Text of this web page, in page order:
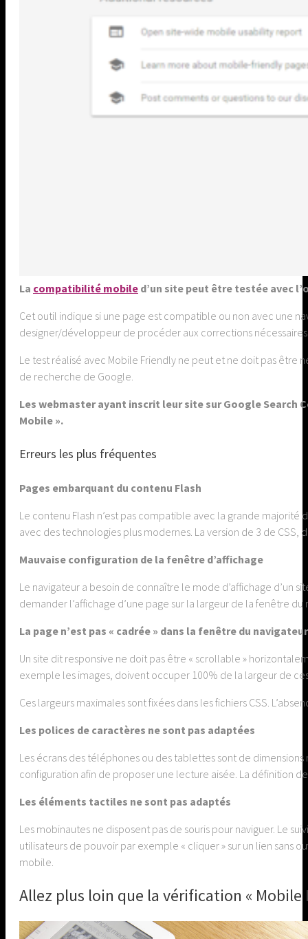
La compatibilité mobile d’un site peut être testée avec
Cet outil indique si une page est compatible ou non avec une
designer/développeur de procéder aux corrections
Le test réalisé avec Mobile Friendly ne peut et ne doit pas
de recherche de Google.
Les webmaster ayant inscrit leur site sur Google
Mobile ».
Erreurs les plus fréquentes
Pages embarquant du contenu Flash
Le contenu Flash n’est pas compatible avec la grande
avec des technologies plus modernes. La version de 3 de CSS,
Mauvaise configuration de la fenêtre d’affichage
Le navigateur a besoin de connaître le mode d’affichage d’un
demander l’affichage d’une page sur la largeur de la fenêtre
La page n’est pas « cadrée » dans la fenêtre du navigateur
Un site dit responsive ne doit pas être « scrollable »
exemple les images, doivent occuper 100% de la largeur de
Ces largeurs maximales sont fixées dans les fichiers CSS.
Les polices de caractères ne sont pas adaptées
Les écrans des téléphones ou des tablettes sont de
configuration afin de proposer une lecture aisée. La définition
Les éléments tactiles ne sont pas adaptés
Les mobinautes ne disposent pas de souris pour naviguer. Le
utilisateurs de pouvoir par exemple « cliquer » sur un lien
mobile.
Allez plus loin que la vérification « Mobile